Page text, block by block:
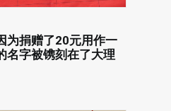
为捐赠了20元用作一
名字被镌刻在了大理